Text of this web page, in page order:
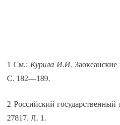
1 См.: Курила И.И.
С. 182—189.
2 Российский
27817. Л. 1.